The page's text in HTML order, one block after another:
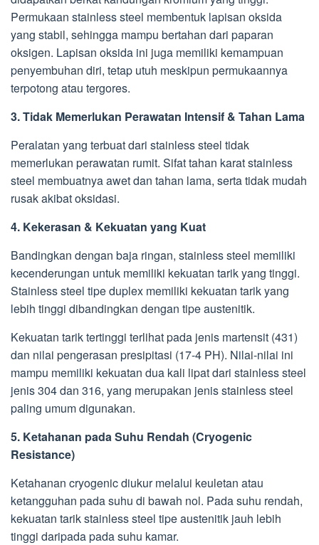
Permukaan stainless steel membentuk lapisan oksida
yang stabil, sehingga mampu bertahan dari paparan
oksigen. Lapisan oksida ini juga memiliki kemampuan
penyembuhan diri, tetap utuh meskipun permukaannya
terpotong atau tergores.
3. Tidak Memerlukan Perawatan Intensif & Tahan Lama
Peralatan yang terbuat dari stainless steel tidak
memerlukan perawatan rumit. Sifat tahan karat stainless
steel membuatnya awet dan tahan lama, serta tidak mudah
rusak akibat oksidasi.
4. Kekerasan & Kekuatan yang Kuat
Bandingkan dengan baja ringan, stainless steel memiliki
kecenderungan untuk memiliki kekuatan tarik yang tinggi.
Stainless steel tipe duplex memiliki kekuatan tarik yang
lebih tinggi dibandingkan dengan tipe austenitik.
Kekuatan tarik tertinggi terlihat pada jenis martensit (431)
dan nilai pengerasan presipitasi (17-4 PH). Nilai-nilai ini
mampu memiliki kekuatan dua kali lipat dari stainless steel
jenis 304 dan 316, yang merupakan jenis stainless steel
paling umum digunakan.
5. Ketahanan pada Suhu Rendah (Cryogenic
Resistance)
Ketahanan cryogenic diukur melalui keuletan atau
ketangguhan pada suhu di bawah nol. Pada suhu rendah,
kekuatan tarik stainless steel tipe austenitik jauh lebih
tinggi daripada pada suhu kamar.